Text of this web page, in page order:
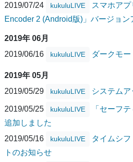
2019/07/24 kukuluLIVE
スマホア
Encoder 2 (Android版)」バージョ
2019年 06月
2019/06/16
kukuluLIVE ダークモ
2019年 05月
2019/05/29
kukuluLIVE システム
2019/05/25 kukuluLIVE
「セーフ
追加しました
2019/05/16
kukuluLIVE
タイムシ
トのお知らせ